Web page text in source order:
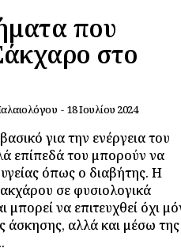
που
στο
- 18 Ιουλίου 2024
για την ενέργεια του
επίπεδά του μπορούν να
όπως ο διαβήτης. Η
σε φυσιολογικά
μπορεί να επιτευχθεί όχι
άσκησης, αλλά και μέσω της